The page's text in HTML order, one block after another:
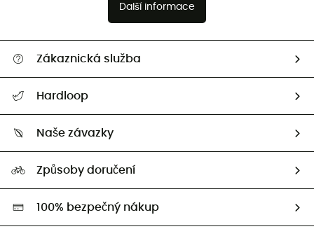
Další informace
Zákaznická služba
Vrácení zboží a peněz
Hardloop
Naši Ambasadoři
Naše závazky
HardGreen
Způsoby doručení
100% bezpečný nákup